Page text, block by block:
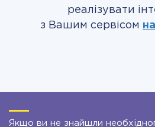
реалізувати
з Вашим сервісом
Якщо ви не знайшли